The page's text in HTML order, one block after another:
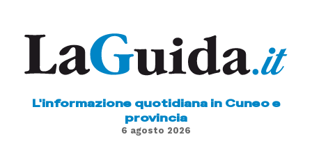
L'informazione quotidiana in Cuneo e
provincia
6 agosto 2026